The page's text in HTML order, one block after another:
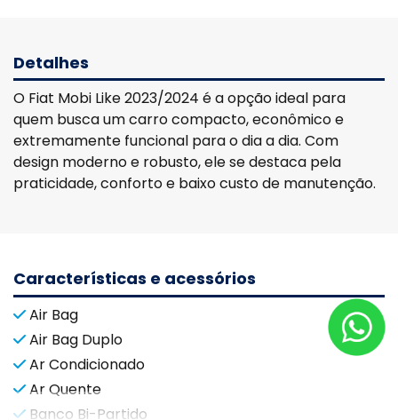
Detalhes
O Fiat Mobi Like 2023/2024 é a opção ideal para
quem busca um carro compacto, econômico e
extremamente funcional para o dia a dia. Com
design moderno e robusto, ele se destaca pela
praticidade, conforto e baixo custo de manutenção.
Características e acessórios
Air Bag
Air Bag Duplo
Ar Condicionado
Ar Quente
Banco Bi-Partido